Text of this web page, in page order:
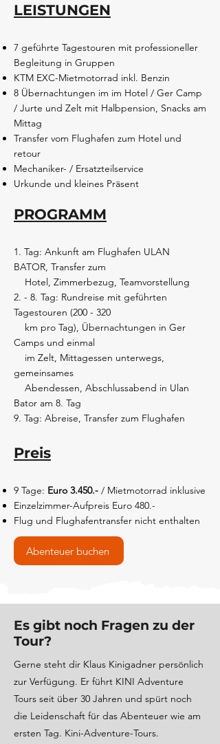
LEISTUNGEN
7 geführte Tagestouren mit professioneller
Begleitung in Gruppen
KTM EXC-Mietmotorrad inkl. Benzin
8 Übernachtungen im im Hotel / Ger Camp
/ Jurte und Zelt mit Halbpension, Snacks am
Mittag
Transfer vom Flughafen zum Hotel und
retour
Mechaniker- / Ersatzteilservice
Urkunde und kleines Präsent
PROGRAMM
1. Tag: Ankunft am Flughafen ULAN
BATOR, Transfer zum
Hotel, Zimmerbezug, Teamvorstellung
2. - 8. Tag: Rundreise mit geführten
Tagestouren (200 - 320
km pro Tag), Übernachtungen in Ger
Camps und einmal
im Zelt, Mittagessen unterwegs,
gemeinsames
Abendessen, Abschlussabend in Ulan
Bator am 8. Tag
9. Tag: Abreise, Transfer zum Flughafen
Preis
9 Tage: Euro 3.450.- / Mietmotorrad inklusive
Einzelzimmer-Aufpreis Euro 480.-
Flug und Flughafentransfer nicht enthalten
Abenteuer buchen
Es gibt noch Fragen zu der
Tour?
Gerne steht dir Klaus Kinigadner persönlich
zur Verfügung. Er führt KINI Adventure
Tours seit über 30 Jahren und spürt noch
die Leidenschaft für das Abenteuer wie am
ersten Tag. Kini-Adventure-Tours.